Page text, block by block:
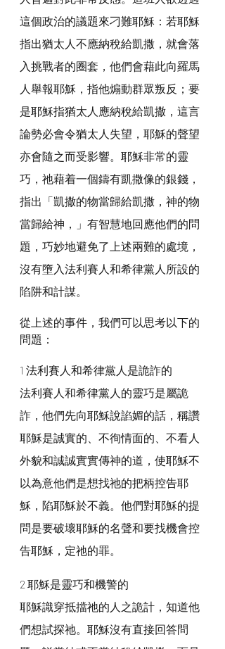
這個政治的議題來刁難耶穌：若耶穌
指出猶太人不應納稅給凱撒，就會落
入挑戰者的圈套，他們會藉此向羅馬
人舉報耶穌，指他煽動群眾叛反；要
是耶穌指猶太人應納稅給凱撒，這言
論勢必會令猶太人失望，耶穌的聲望
亦會隨之而受影響。耶穌非常的靈
巧，祂藉着一個鑄有凱撒像的銀錢，
指出「凱撒的物當歸給凱撒，神的物
當歸給神，」有智慧地回應他們的問
題，巧妙地避免了上述兩難的處境，
沒有墮入法利賽人和希律黨人所設的
陷阱和計謀。
從上述的事件，我們可以思考以下的
問題：
1 法利賽人和希律黨人是詭詐的
法利賽人和希律黨人的靈巧是屬詭
詐，他們先向耶穌說諂媚的話，稱讚
耶穌是誠實的、不徇情面的、不看人
外貌和誠誠實實傳神的道，使耶穌不
以為意他們是想找祂的把柄控告耶
穌，陷耶穌於不義。他們對耶穌的提
問是要破壞耶穌的名聲和要找機會控
告耶穌，定祂的罪。
2 耶穌是靈巧和機警的
耶穌識穿抵擋祂的人之詭計，知道他
們想試探祂。耶穌沒有直接回答問